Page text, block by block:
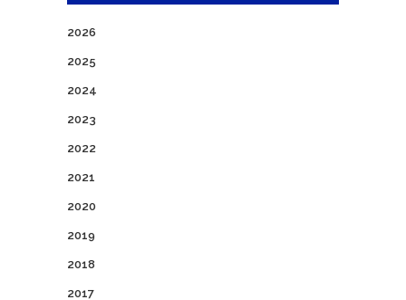
2026
2025
2024
2023
2022
2021
2020
2019
2018
2017